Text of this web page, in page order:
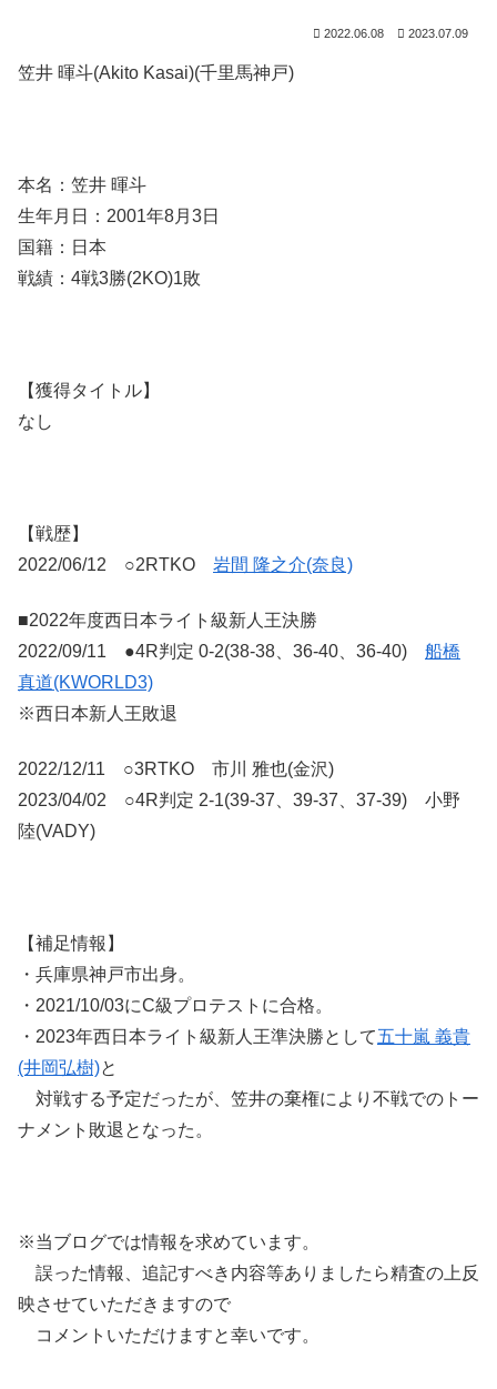
2022.06.08 2023.07.09
笠井 暉斗(Akito Kasai)(千里馬神戸)
本名：笠井 暉斗
生年月日：2001年8月3日
国籍：日本
戦績：4戦3勝(2KO)1敗
【獲得タイトル】
なし
【戦歴】
2022/06/12 ○2RTKO 岩間 隆之介(奈良)
■2022年度西日本ライト級新人王決勝
2022/09/11 ●4R判定 0-2(38-38、36-40、36-40) 船橋
真道(KWORLD3)
※西日本新人王敗退
2022/12/11 ○3RTKO 市川 雅也(金沢)
2023/04/02 ○4R判定 2-1(39-37、39-37、37-39) 小野
陸(VADY)
【補足情報】
・兵庫県神戸市出身。
・2021/10/03にC級プロテストに合格。
・2023年西日本ライト級新人王準決勝として五十嵐 義貴
(井岡弘樹)と
対戦する予定だったが、笠井の棄権により不戦でのトー
ナメント敗退となった。
※当ブログでは情報を求めています。
誤った情報、追記すべき内容等ありましたら精査の上反
映させていただきますので
コメントいただけますと幸いです。